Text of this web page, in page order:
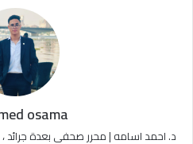
osama
د. احمد اسامه | محرر صحفي بعدة جرائد